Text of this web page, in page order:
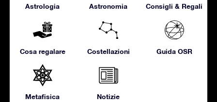
Astrologia Astronomia Consigli & Regali
Cosa regalare Costellazioni Guida OSR
Metafisica Notizie